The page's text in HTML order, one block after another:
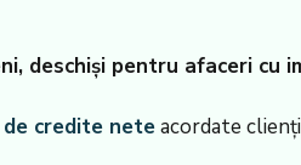
deschiși pentru afaceri cu
credite neteacordate